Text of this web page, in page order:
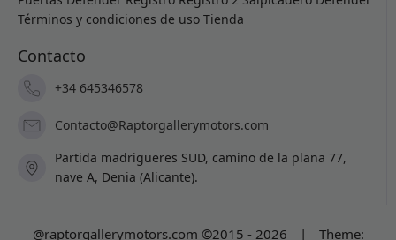
Términos y condiciones de uso Tienda
Contacto
+34 645346578
Contacto@Raptorgallerymotors.com
Partida madrigueres SUD, camino de la plana 77,
nave A, Denia (Alicante).
@raptorgallerymotors.com ©2015 - 2026 | Theme: